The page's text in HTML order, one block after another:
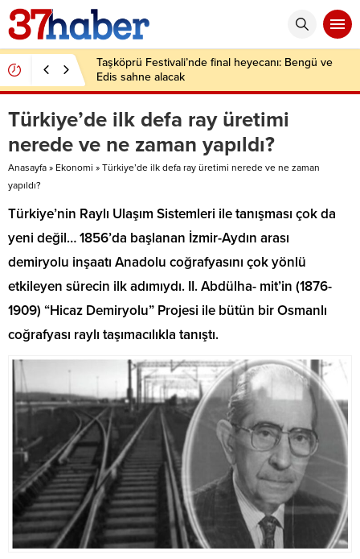
Taşköprü Festivali’nde final heyecanı: Bengü ve
Edis sahne alacak
Türkiye’de ilk defa ray üretimi
nerede ve ne zaman yapıldı?
Anasayfa » Ekonomi » Türkiye’de ilk defa ray üretimi nerede ve ne zaman
yapıldı?
Türkiye’nin Raylı Ulaşım Sistemleri ile tanışması çok da
yeni değil… 1856’da başlanan İzmir-Aydın arası
demiryolu inşaatı Anadolu coğrafyasını çok yönlü
etkileyen sürecin ilk adımıydı. II. Abdülha- mit’in (1876-
1909) “Hicaz Demiryolu” Projesi ile bütün bir Osmanlı
coğrafyası raylı taşımacılıkla tanıştı.